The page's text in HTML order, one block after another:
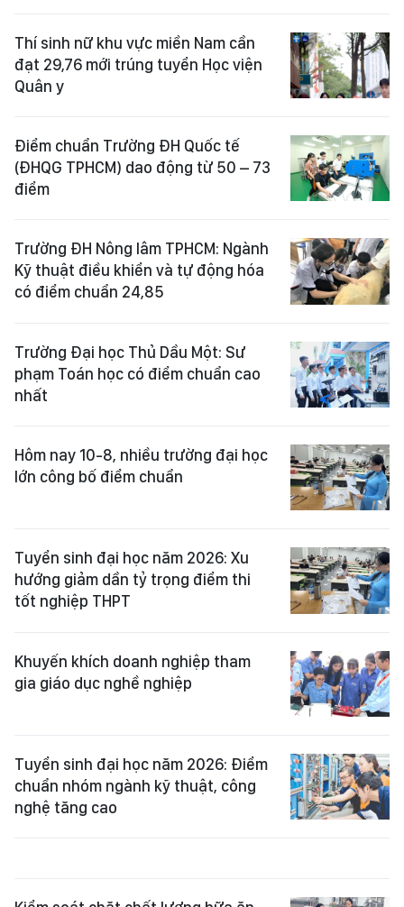
Thí sinh nữ khu vực miền Nam cần
đạt 29,76 mới trúng tuyển Học viện
Quân y
Điểm chuẩn Trường ĐH Quốc tế
(ĐHQG TPHCM) dao động từ 50 – 73
điểm
Trường ĐH Nông lâm TPHCM: Ngành
Kỹ thuật điều khiển và tự động hóa
có điểm chuẩn 24,85
Trường Đại học Thủ Dầu Một: Sư
phạm Toán học có điểm chuẩn cao
nhất
Hôm nay 10-8, nhiều trường đại học
lớn công bố điểm chuẩn
Tuyển sinh đại học năm 2026: Xu
hướng giảm dần tỷ trọng điểm thi
tốt nghiệp THPT
Khuyến khích doanh nghiệp tham
gia giáo dục nghề nghiệp
Tuyển sinh đại học năm 2026: Điểm
chuẩn nhóm ngành kỹ thuật, công
nghệ tăng cao